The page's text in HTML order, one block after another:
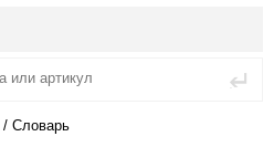
/ Словарь